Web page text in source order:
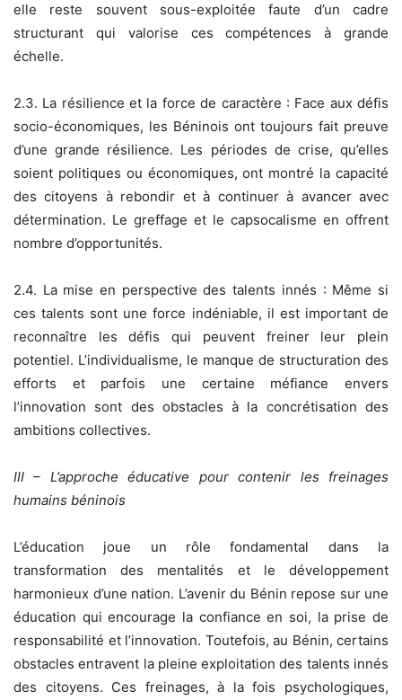
elle reste souvent sous-exploitée faute d’un cadre
structurant qui valorise ces compétences à grande
échelle.
2.3. La résilience et la force de caractère : Face aux défis
socio-économiques, les Béninois ont toujours fait preuve
d’une grande résilience. Les périodes de crise, qu’elles
soient politiques ou économiques, ont montré la capacité
des citoyens à rebondir et à continuer à avancer avec
détermination. Le greffage et le capsocalisme en offrent
nombre d’opportunités.
2.4. La mise en perspective des talents innés : Même si
ces talents sont une force indéniable, il est important de
reconnaître les défis qui peuvent freiner leur plein
potentiel. L’individualisme, le manque de structuration des
efforts et parfois une certaine méfiance envers
l’innovation sont des obstacles à la concrétisation des
ambitions collectives.
III – L’approche éducative pour contenir les freinages
humains béninois
L’éducation joue un rôle fondamental dans la
transformation des mentalités et le développement
harmonieux d’une nation. L’avenir du Bénin repose sur une
éducation qui encourage la confiance en soi, la prise de
responsabilité et l’innovation. Toutefois, au Bénin, certains
obstacles entravent la pleine exploitation des talents innés
des citoyens. Ces freinages, à la fois psychologiques,